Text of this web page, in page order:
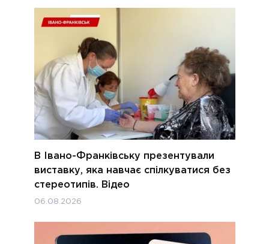
В Івано-Франківську презентували
виставку, яка навчає спілкуватися без
стереотипів. Відео
06.08.2026